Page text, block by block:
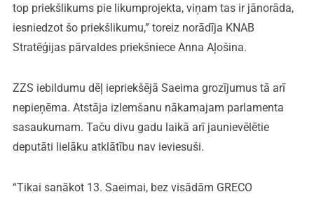
top priekšlikums pie likumprojekta, viņam tas ir jānorāda,
iesniedzot šo priekšlikumu,” toreiz norādīja KNAB
Stratēģijas pārvaldes priekšniece Anna Aļošina.
ZZS iebildumu dēļ iepriekšējā Saeima grozījumus tā arī
nepieņēma. Atstāja izlemšanu nākamajam parlamenta
sasaukumam. Taču divu gadu laikā arī jaunievēlētie
deputāti lielāku atklātību nav ieviesuši.
“Tikai sanākot 13. Saeimai, bez visādām GRECO